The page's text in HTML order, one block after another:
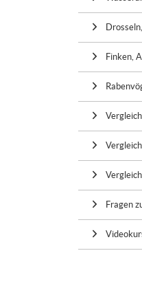
Finken,
Fragen